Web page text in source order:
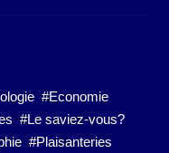
#Economie
#Le saviez-vous?
#Plaisanteries